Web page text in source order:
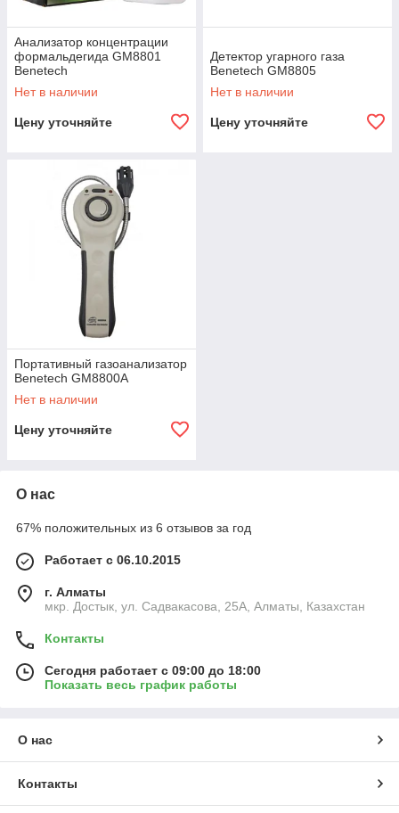
Анализатор концентрации
формальдегида GM8801
Benetech
Нет в наличии
Цену уточняйте
Детектор угарного газа
Benetech GM8805
Нет в наличии
Цену уточняйте
Портативный газоанализатор
Benetech GM8800A
Нет в наличии
Цену уточняйте
О нас
67% положительных из 6 отзывов за год
Работает с 06.10.2015
г. Алматы
мкр. Достык, ул. Садвакасова, 25А, Алматы, Казахстан
Контакты
Сегодня работает с 09:00 до 18:00
Показать весь график работы
О нас
Контакты